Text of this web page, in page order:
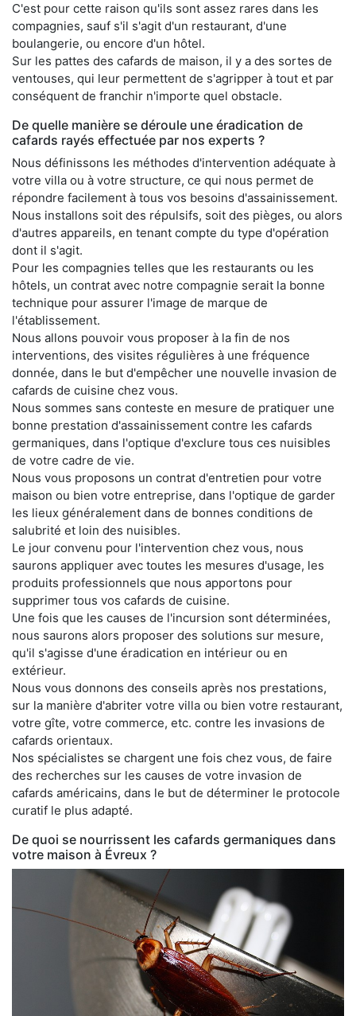
C'est pour cette raison qu'ils sont assez rares dans les
compagnies, sauf s'il s'agit d'un restaurant, d'une
boulangerie, ou encore d'un hôtel.
Sur les pattes des cafards de maison, il y a des sortes de
ventouses, qui leur permettent de s'agripper à tout et par
conséquent de franchir n'importe quel obstacle.
De quelle manière se déroule une éradication de
cafards rayés effectuée par nos experts ?
Nous définissons les méthodes d'intervention adéquate à
votre villa ou à votre structure, ce qui nous permet de
répondre facilement à tous vos besoins d'assainissement.
Nous installons soit des répulsifs, soit des pièges, ou alors
d'autres appareils, en tenant compte du type d'opération
dont il s'agit.
Pour les compagnies telles que les restaurants ou les
hôtels, un contrat avec notre compagnie serait la bonne
technique pour assurer l'image de marque de
l'établissement.
Nous allons pouvoir vous proposer à la fin de nos
interventions, des visites régulières à une fréquence
donnée, dans le but d'empêcher une nouvelle invasion de
cafards de cuisine chez vous.
Nous sommes sans conteste en mesure de pratiquer une
bonne prestation d'assainissement contre les cafards
germaniques, dans l'optique d'exclure tous ces nuisibles
de votre cadre de vie.
Nous vous proposons un contrat d'entretien pour votre
maison ou bien votre entreprise, dans l'optique de garder
les lieux généralement dans de bonnes conditions de
salubrité et loin des nuisibles.
Le jour convenu pour l'intervention chez vous, nous
saurons appliquer avec toutes les mesures d'usage, les
produits professionnels que nous apportons pour
supprimer tous vos cafards de cuisine.
Une fois que les causes de l'incursion sont déterminées,
nous saurons alors proposer des solutions sur mesure,
qu'il s'agisse d'une éradication en intérieur ou en
extérieur.
Nous vous donnons des conseils après nos prestations,
sur la manière d'abriter votre villa ou bien votre restaurant,
votre gîte, votre commerce, etc. contre les invasions de
cafards orientaux.
Nos spécialistes se chargent une fois chez vous, de faire
des recherches sur les causes de votre invasion de
cafards américains, dans le but de déterminer le protocole
curatif le plus adapté.
De quoi se nourrissent les cafards germaniques dans
votre maison à Évreux ?